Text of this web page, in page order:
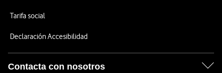
Tarifa social
Declaración Accesibilidad
Contacta con nosotros